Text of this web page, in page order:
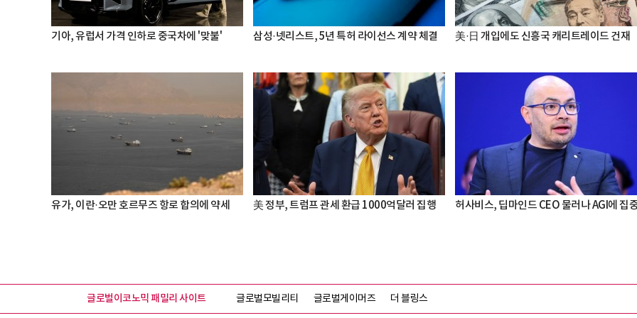
기아, 유럽서 가격 인하로 중국차에 '맞불' 삼성·넷리스트, 5년 특허 라이선스 계약 체결 美·日 개입에도 신흥국 캐리트레이드 건재
유가, 이란·오만 호르무즈 항로 합의에 약세 美 정부, 트럼프 관세 환급 1000억달러 집행 허사비스, 딥마인드 CEO 물러나 AGI에 집
글로벌이코노믹 패밀리 사이트 글로벌모빌리티 글로벌게이머즈 더 블링스